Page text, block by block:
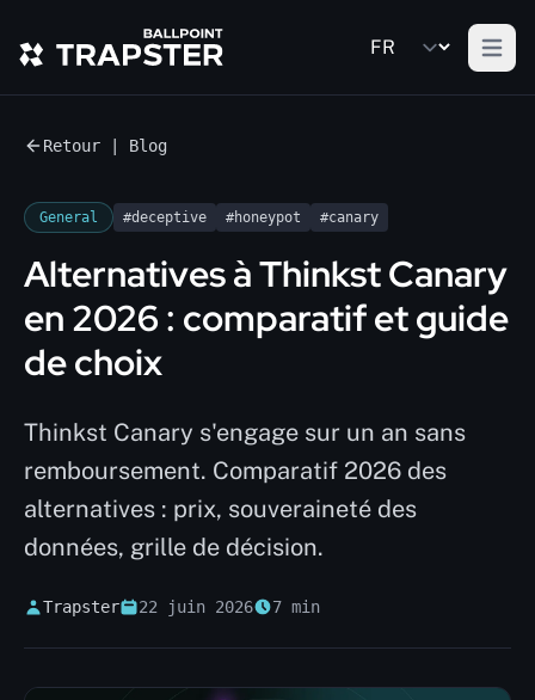
Open
Retour | Blog
General #deceptive #honeypot #canary
Alternatives à Thinkst Canary
en 2026 : comparatif et guide
de choix
Thinkst Canary s'engage sur un an sans
remboursement. Comparatif 2026 des
alternatives : prix, souveraineté des
données, grille de décision.
Trapster 22 juin 2026 7 min